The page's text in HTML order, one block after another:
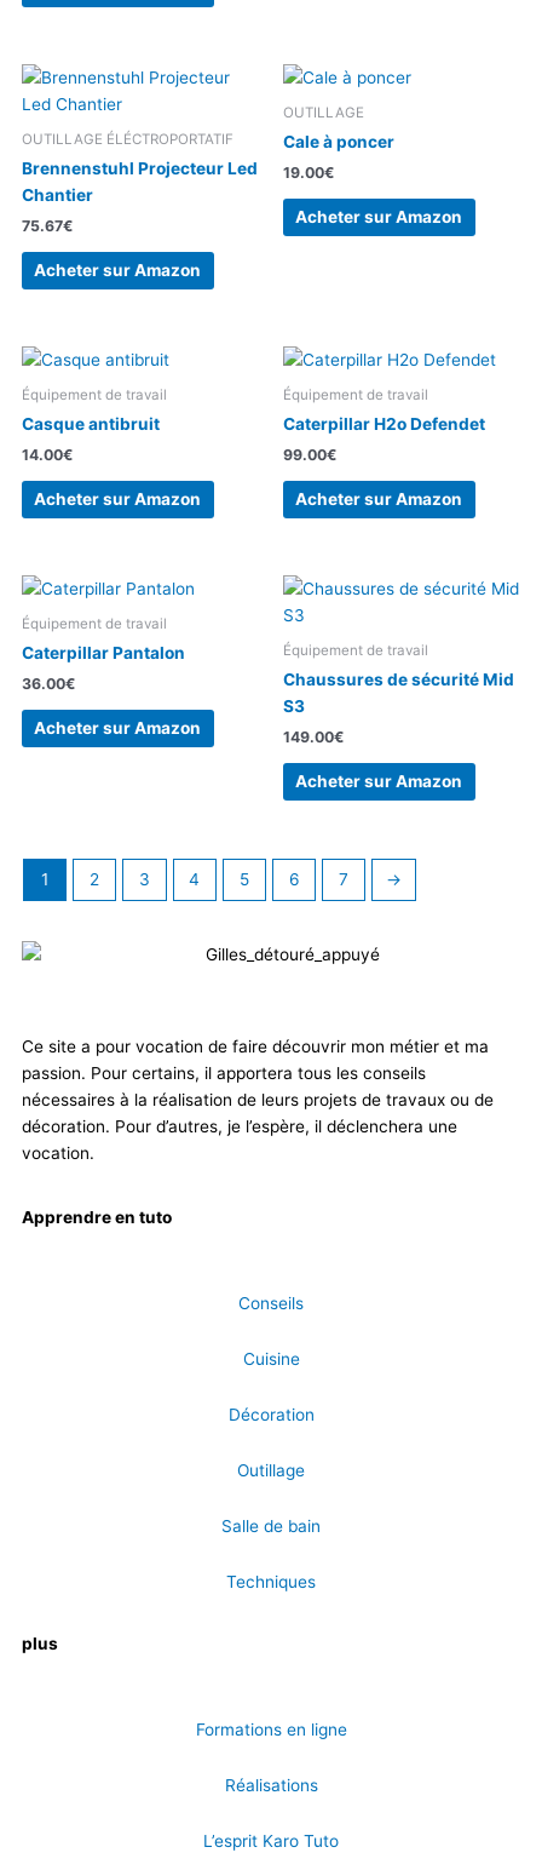
OUTILLAGE ÉLÉCTROPORTATIF
Brennenstuhl Projecteur Led
Chantier
75.67€
Acheter sur Amazon
OUTILLAGE
Cale à poncer
19.00€
Acheter sur Amazon
Équipement de travail
Casque antibruit
14.00€
Acheter sur Amazon
Équipement de travail
Caterpillar H2o Defendet
99.00€
Acheter sur Amazon
Équipement de travail
Caterpillar Pantalon
36.00€
Acheter sur Amazon
Équipement de travail
Chaussures de sécurité Mid
S3
149.00€
Acheter sur Amazon
1 2 3 4 5 6 7 →
Ce site a pour vocation de faire découvrir mon métier et ma
passion. Pour certains, il apportera tous les conseils
nécessaires à la réalisation de leurs projets de travaux ou de
décoration. Pour d’autres, je l’espère, il déclenchera une
vocation.
Apprendre en tuto
Conseils
Cuisine
Décoration
Outillage
Salle de bain
Techniques
plus
Formations en ligne
Réalisations
L’esprit Karo Tuto